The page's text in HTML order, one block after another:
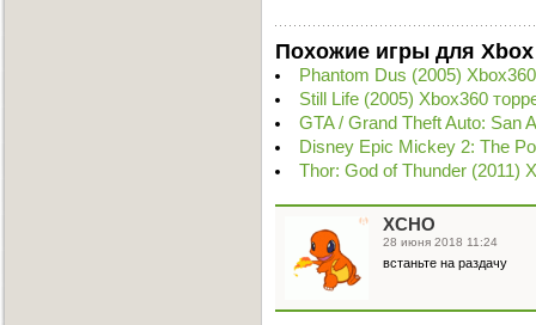
Похожие игры для Xbox
Phantom Dus (2005)
Still Life (2005) Xbox360
GTA / Grand Theft Auto: San
Disney Epic Mickey 2: The
Thor: God of Thunder (2011)
XCHO
28 июня 2018 11:24
встаньте на раздачу